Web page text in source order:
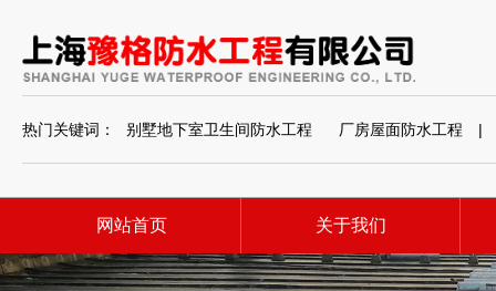
热门关键词： 别墅地下室卫生间防水工程 厂房屋面防水工程 |
网站首页 关于我们